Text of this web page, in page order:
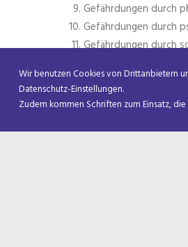
Gefährdungen durch
Gefährdungen durch
Gefährdungen durch
https://www.baua.de/
Regeln/Regelwerk/ASR/
Wir benutzen Cookies von Drittanbietern
Datenschutz-Einstellungen.
Zudem kommen Schriften zum Einsatz,